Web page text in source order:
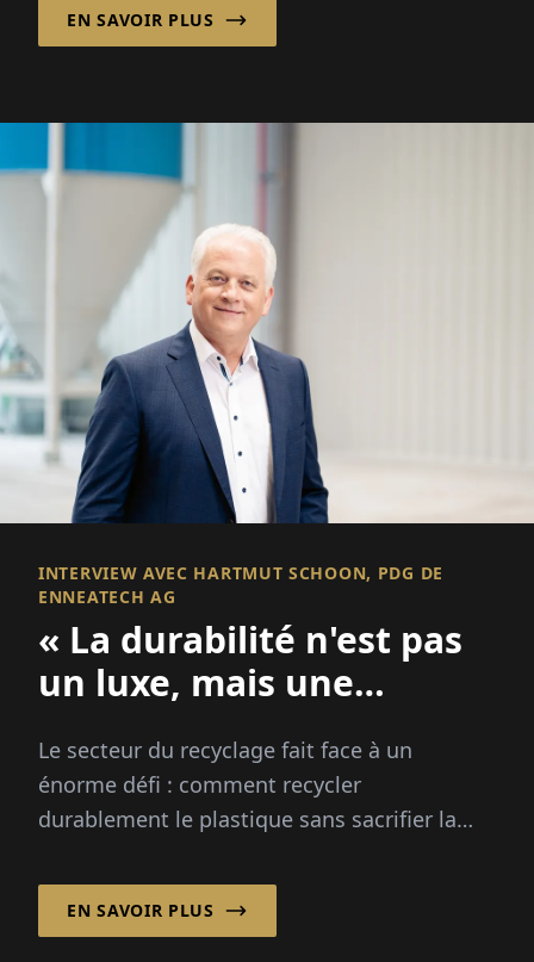
EN SAVOIR PLUS
INTERVIEW AVEC HARTMUT SCHOON, PDG DE
ENNEATECH AG
« La durabilité n'est pas
un luxe, mais une
Le secteur du recyclage fait face à un
énorme défi : comment recycler
durablement le plastique sans sacrifier la
EN SAVOIR PLUS